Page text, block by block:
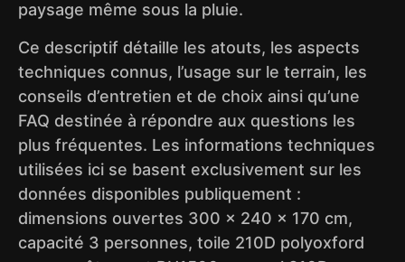
paysage même sous la pluie.
Ce descriptif détaille les atouts, les aspects
techniques connus, l’usage sur le terrain, les
conseils d’entretien et de choix ainsi qu’une
FAQ destinée à répondre aux questions les
plus fréquentes. Les informations techniques
utilisées ici se basent exclusivement sur les
données disponibles publiquement :
dimensions ouvertes 300 x 240 x 170 cm,
capacité 3 personnes, toile 210D polyoxford